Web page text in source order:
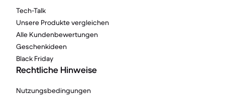
Tech-Talk
Unsere Produkte vergleichen
Alle Kundenbewertungen
Geschenkideen
Black Friday
Rechtliche Hinweise
Nutzungsbedingungen